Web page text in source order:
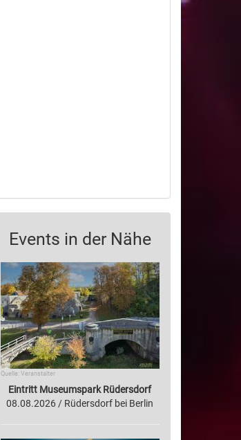
Events in der Nähe
Quelle: Veranstalter
Eintritt Museumspark Rüdersdorf
08.08.2026 / Rüdersdorf bei Berlin